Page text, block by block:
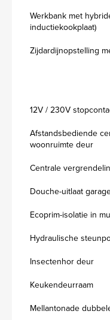
Werkbank met
inductiekookplaat)
Zijdardijnopstelling
12V / 230V
Afstandsbediende
woonruimte deur
Centrale
Douche-uitlaat
Ecoprim-isolatie in
Hydraulische
Insectenhor deur
Keukendeurraam
Mellantonade